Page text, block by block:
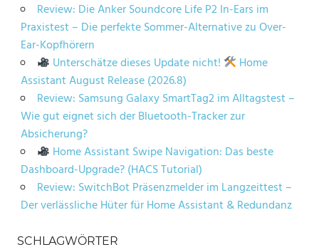
Review: Die Anker Soundcore Life P2 In-Ears im
Praxistest – Die perfekte Sommer-Alternative zu Over-
Ear-Kopfhörern
Unterschätze dieses Update nicht!
Home
Assistant August Release (2026.8)
Review: Samsung Galaxy SmartTag2 im Alltagstest –
Wie gut eignet sich der Bluetooth-Tracker zur
Absicherung?
Home Assistant Swipe Navigation: Das beste
Dashboard-Upgrade? (HACS Tutorial)
Review: SwitchBot Präsenzmelder im Langzeittest –
Der verlässliche Hüter für Home Assistant & Redundanz
SCHLAGWÖRTER